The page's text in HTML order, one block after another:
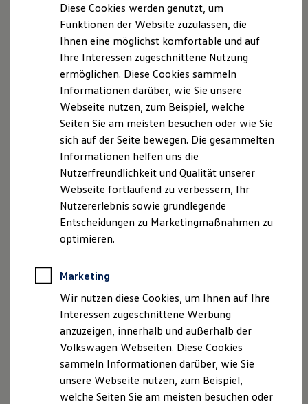
Für Privatkunden
Für Gewerbekunden
Leasing
Für Privatkunden
Für Gewerbekunden
Versicherungen & Garantien
Garantien
Kfz-Versicherung für Nutzfahrzeuge
Restschuldversicherung
Wartungsverträge
Besitzer & Service
Reparatur & Service
Sommer-Special
Reparatur, Pflege & Inspektion
Servicetermin anfragen
Service-Vorteile bei Volkswagen Nutzfahrzeuge
ServicePlus
Economy Service
Räder & Reifen Service
Ersatzfahrzeuge
Software, Konnektivität & Apps
California App
VW Connect für Ihren ID. Buzz
VW Connect für Ihren Transporter/Caravelle
VW Connect für Ihren Amarok
VW Connect für andere Modelle
Connect Pro
Fleet Interface Data
Multistop Pathfinder
Übersicht Software Updates
Hilfreiches für Besitzer
Diese Cookies werden genutzt, um
Funktionen der Website zuzulassen, die
Ihnen eine möglichst komfortable und auf
Ihre Interessen zugeschnittene Nutzung
ermöglichen. Diese Cookies sammeln
Informationen darüber, wie Sie unsere
Webseite nutzen, zum Beispiel, welche
Seiten Sie am meisten besuchen oder wie Sie
sich auf der Seite bewegen. Die gesammelten
Informationen helfen uns die
Nutzerfreundlichkeit und Qualität unserer
Webseite fortlaufend zu verbessern, Ihr
Nutzererlebnis sowie grundlegende
Entscheidungen zu Marketingmaßnahmen zu
optimieren.
Marketing
Wir nutzen diese Cookies, um Ihnen auf Ihre
Interessen zugeschnittene Werbung
anzuzeigen, innerhalb und außerhalb der
Volkswagen Webseiten. Diese Cookies
sammeln Informationen darüber, wie Sie
unsere Webseite nutzen, zum Beispiel,
welche Seiten Sie am meisten besuchen oder